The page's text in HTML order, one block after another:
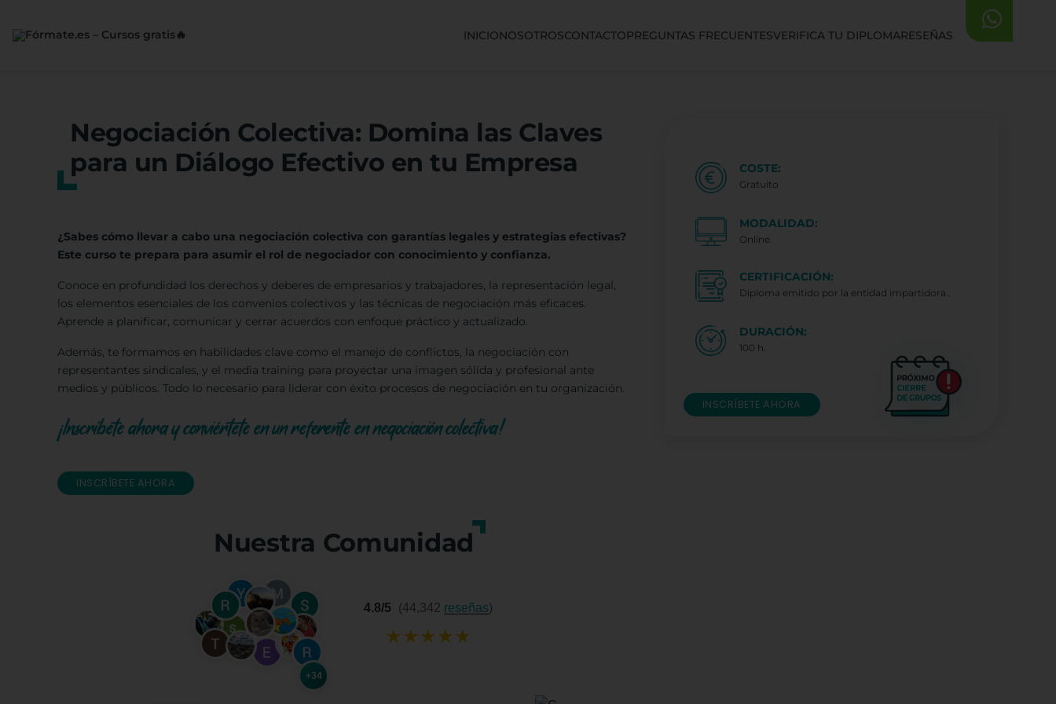
INICIONOSOTROSCONTACTOPREGUNTAS FRECUENTESVERIFICA TU DIPLOMARESEÑAS
Negociación Colectiva: Domina las Claves
para un Diálogo Efectivo en tu Empresa
¿Sabes cómo llevar a cabo una negociación colectiva con garantías legales y estrategias efectivas?
Este curso te prepara para asumir el rol de negociador con conocimiento y confianza.
Conoce en profundidad los derechos y deberes de empresarios y trabajadores, la representación legal,
los elementos esenciales de los convenios colectivos y las técnicas de negociación más eficaces.
Aprende a planificar, comunicar y cerrar acuerdos con enfoque práctico y actualizado.
Además, te formamos en habilidades clave como el manejo de conflictos, la negociación con
representantes sindicales, y el media training para proyectar una imagen sólida y profesional ante
medios y públicos. Todo lo necesario para liderar con éxito procesos de negociación en tu organización.
¡Inscríbete ahora y conviértete en un referente en negociación colectiva!
INSCRÍBETE AHORA
Nuestra Comunidad
+34
4.8/5 (44,342 reseñas)
★★★★★
COSTE:
Gratuito
MODALIDAD:
Online.
CERTIFICACIÓN:
Diploma emitido por la entidad impartidora..
DURACIÓN:
100 h.
INSCRÍBETE AHORA